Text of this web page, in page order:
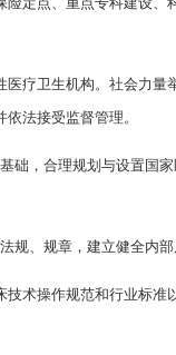
疗卫生机构。社会力
法接受监督管理。
础，合理规划与设置国
规、规章，建立健全内
术操作规范和行业标